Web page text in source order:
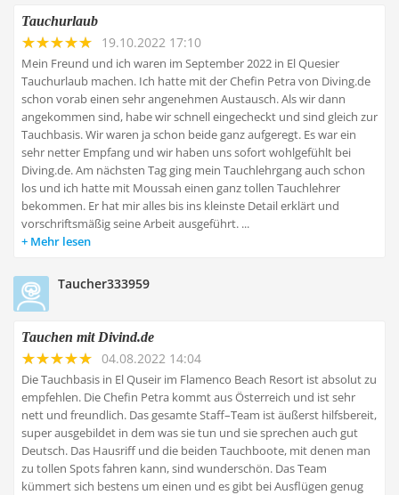
Tauchurlaub
19.10.2022 17:10
Mein Freund und ich waren im September 2022 in El Quesier
Tauchurlaub machen. Ich hatte mit der Chefin Petra von Diving.de
schon vorab einen sehr angenehmen Austausch. Als wir dann
angekommen sind, habe wir schnell eingecheckt und sind gleich zur
Tauchbasis. Wir waren ja schon beide ganz aufgeregt. Es war ein
sehr netter Empfang und wir haben uns sofort wohlgefühlt bei
Diving.de. Am nächsten Tag ging mein Tauchlehrgang auch schon
los und ich hatte mit Moussah einen ganz tollen Tauchlehrer
bekommen. Er hat mir alles bis ins kleinste Detail erklärt und
vorschriftsmäßig seine Arbeit ausgeführt. ...
Mehr lesen
Taucher333959
Tauchen mit Divind.de
04.08.2022 14:04
Die Tauchbasis in El Quseir im Flamenco Beach Resort ist absolut zu
empfehlen. Die Chefin Petra kommt aus Österreich und ist sehr
nett und freundlich. Das gesamte Staff–Team ist äußerst hilfsbereit,
super ausgebildet in dem was sie tun und sie sprechen auch gut
Deutsch. Das Hausriff und die beiden Tauchboote, mit denen man
zu tollen Spots fahren kann, sind wunderschön. Das Team
kümmert sich bestens um einen und es gibt bei Ausflügen genug